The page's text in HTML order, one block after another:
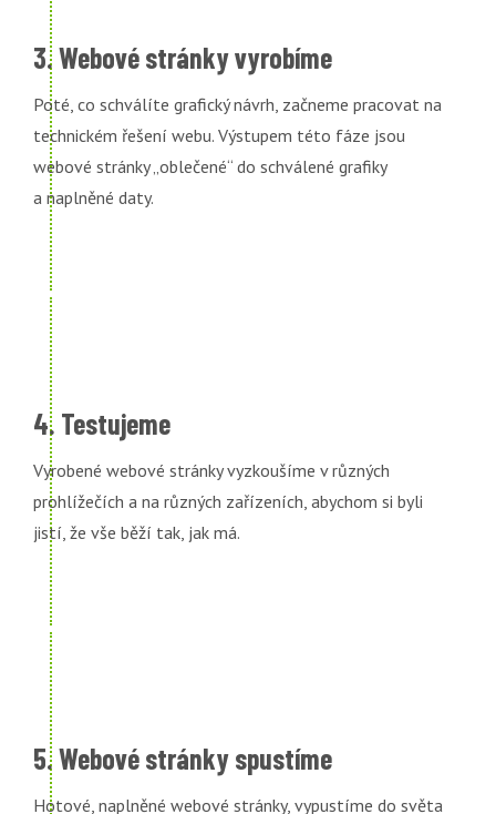
3. Webové stránky vyrobíme
Poté, co schválíte grafický návrh, začneme pracovat na
technickém řešení webu. Výstupem této fáze jsou
webové stránky „oblečené“ do schválené grafiky
a naplněné daty.
4. Testujeme
Vyrobené webové stránky vyzkoušíme v různých
prohlížečích a na různých zařízeních, abychom si byli
jistí, že vše běží tak, jak má.
5. Webové stránky spustíme
Hotové, naplněné webové stránky, vypustíme do světa